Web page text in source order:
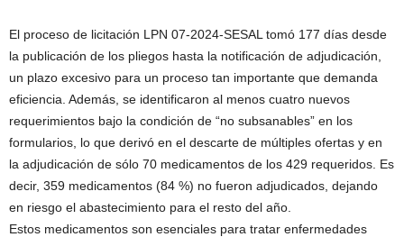
El proceso de licitación LPN 07-2024-SESAL tomó 177 días desde
la publicación de los pliegos hasta la notificación de adjudicación,
un plazo excesivo para un proceso tan importante que demanda
eficiencia. Además, se identificaron al menos cuatro nuevos
requerimientos bajo la condición de “no subsanables” en los
formularios, lo que derivó en el descarte de múltiples ofertas y en
la adjudicación de sólo 70 medicamentos de los 429 requeridos. Es
decir, 359 medicamentos (84 %) no fueron adjudicados, dejando
en riesgo el abastecimiento para el resto del año.
Estos medicamentos son esenciales para tratar enfermedades